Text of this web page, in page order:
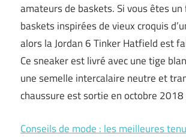
amateurs de baskets. Si vous êtes un
baskets inspirées de vieux croquis
alors la Jordan 6 Tinker Hatfield est
Ce sneaker est livré avec une tige
une semelle intercalaire neutre et
chaussure est sortie en octobre
Conseils de mode : les meilleures